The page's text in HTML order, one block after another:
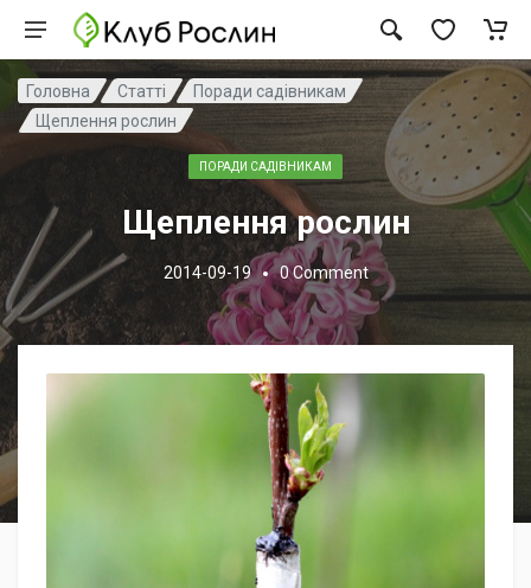
Головна Статті
Поради садівникам
Щеплення рослин
ПОРАДИ САДІВНИКАМ
Щеплення рослин
2014-09-19 0Comment